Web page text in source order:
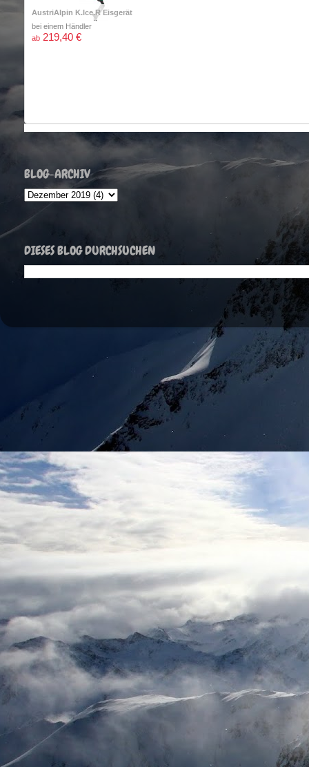
AustriAlpin K.Ice.R Eisgerät
bei einem Händler
ab 219,40 €
BLOG-ARCHIV
DIESES BLOG DURCHSUCHEN